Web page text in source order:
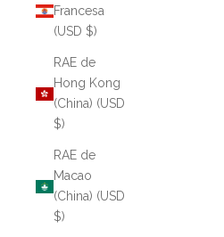
Francesa
(USD $)
RAE de
Hong Kong
(China) (USD
$)
RAE de
Macao
(China) (USD
$)